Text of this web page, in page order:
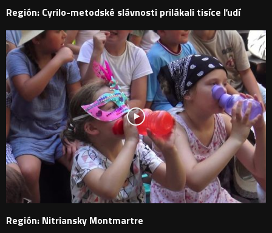
Región: Cyrilo-metodské slávnosti prilákali tisíce ľudí
Región: Nitriansky Montmartre